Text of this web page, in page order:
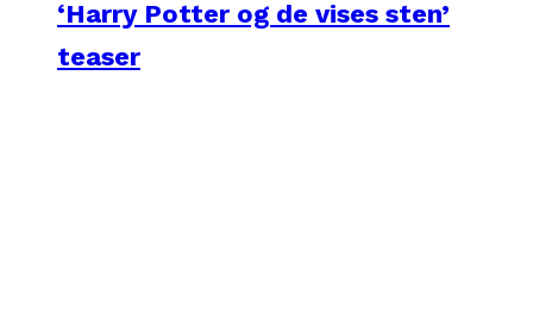
‘Harry Potter og de vises sten’
teaser